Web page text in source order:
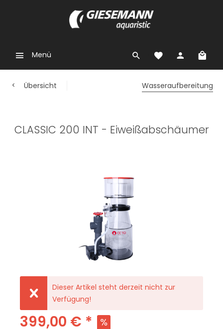
Menü
Übersicht Wasseraufbereitung
CLASSIC 200 INT - Eiweißabschäumer
Dieser Artikel steht derzeit nicht zur
Verfügung!
399,00 € *